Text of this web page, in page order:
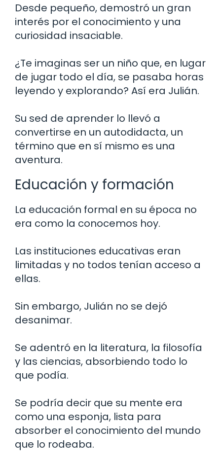
Desde pequeño, demostró un gran
interés por el conocimiento y una
curiosidad insaciable.
¿Te imaginas ser un niño que, en lugar
de jugar todo el día, se pasaba horas
leyendo y explorando? Así era Julián.
Su sed de aprender lo llevó a
convertirse en un autodidacta, un
término que en sí mismo es una
aventura.
Educación y formación
La educación formal en su época no
era como la conocemos hoy.
Las instituciones educativas eran
limitadas y no todos tenían acceso a
ellas.
Sin embargo, Julián no se dejó
desanimar.
Se adentró en la literatura, la filosofía
y las ciencias, absorbiendo todo lo
que podía.
Se podría decir que su mente era
como una esponja, lista para
absorber el conocimiento del mundo
que lo rodeaba.